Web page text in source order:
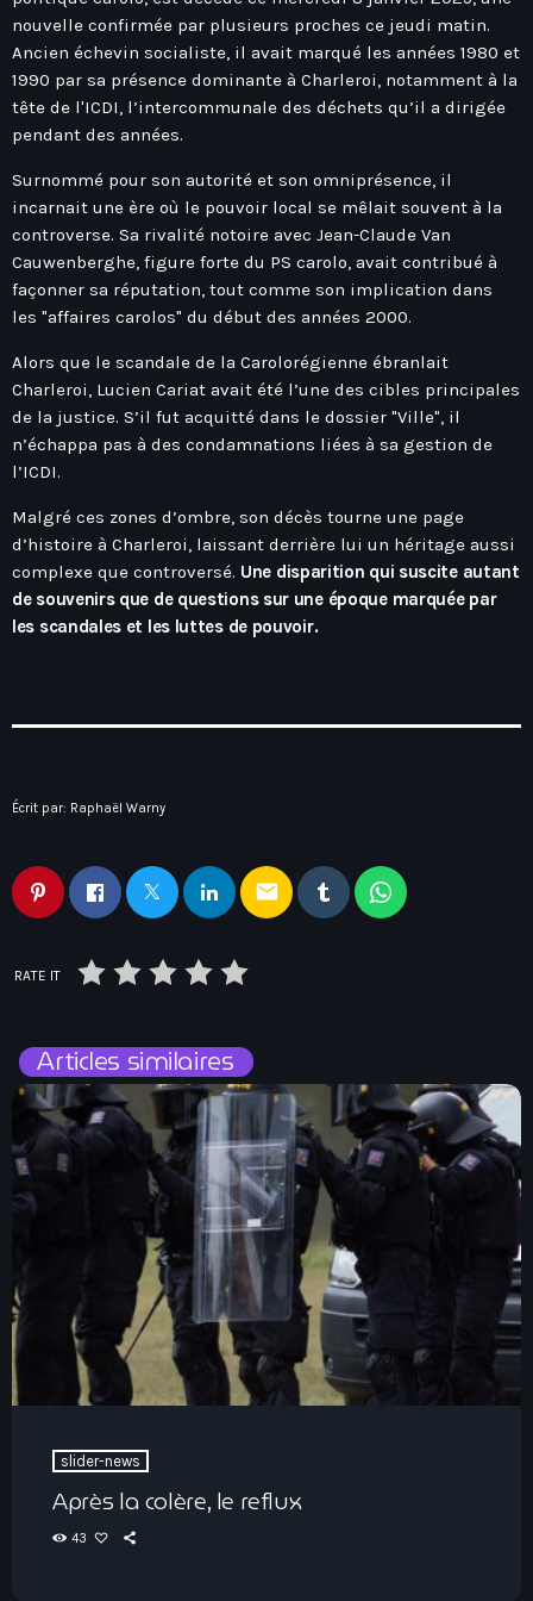
Hauts-De-France
Île-De-France
La Réunion
Normandie
Nouvelle-Aquitaine
Occitanie
Pays-De-La-Loire
Provence-Alpes-Côte D’Azur
Contacts
nouvelle confirmée par plusieurs proches ce jeudi matin.
Ancien échevin socialiste, il avait marqué les années 1980 et
1990 par sa présence dominante à Charleroi, notamment à la
tête de l'ICDI, l’intercommunale des déchets qu’il a dirigée
pendant des années.
Surnommé pour son autorité et son omniprésence, il
incarnait une ère où le pouvoir local se mêlait souvent à la
controverse. Sa rivalité notoire avec Jean-Claude Van
Cauwenberghe, figure forte du PS carolo, avait contribué à
façonner sa réputation, tout comme son implication dans
les "affaires carolos" du début des années 2000.
Alors que le scandale de la Carolorégienne ébranlait
Charleroi, Lucien Cariat avait été l’une des cibles principales
de la justice. S’il fut acquitté dans le dossier "Ville", il
n’échappa pas à des condamnations liées à sa gestion de
l’ICDI.
Malgré ces zones d’ombre, son décès tourne une page
d’histoire à Charleroi, laissant derrière lui un héritage aussi
complexe que controversé. Une disparition qui suscite autant
de souvenirs que de questions sur une époque marquée par
les scandales et les luttes de pouvoir.
Écrit par: Raphaël Warny
email
RATE IT
Articles similaires
slider-news
Après la colère, le reflux
43